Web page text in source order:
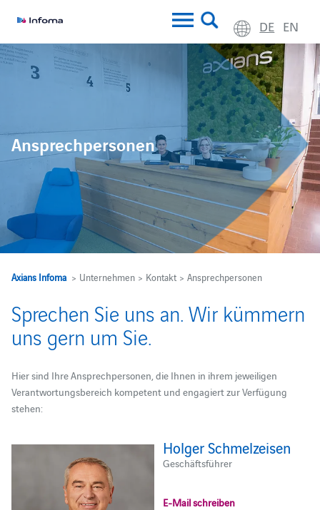
DE EN
Ansprechpersonen
Axians Infoma> Unternehmen > Kontakt > Ansprechpersonen
Sprechen Sie uns an. Wir kümmern
uns gern um Sie.
Hier sind Ihre Ansprechpersonen, die Ihnen in ihrem jeweiligen
Verantwortungsbereich kompetent und engagiert zur Verfügung
stehen:
Holger Schmelzeisen
Geschäftsführer
E-Mail schreiben